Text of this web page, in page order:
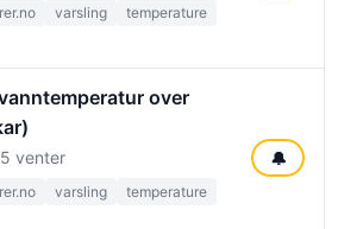
varsling
temperature
over
venter
varsling
temperature
🔔